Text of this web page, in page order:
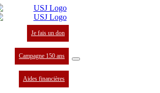
Je fais un don
Campagne 150 ans
Aides financières